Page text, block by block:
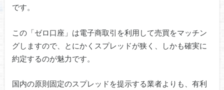
です。
この「ゼロ口座」は電子商取引を利用して売買をマッチン
グしますので、とにかくスプレッドが狭く、しかも確実に
約定するのが魅力です。
国内の原則固定のスプレッドを提示する業者よりも、有利